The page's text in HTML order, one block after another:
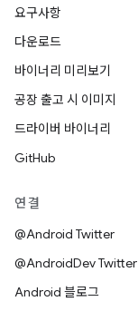
요구사항
다운로드
바이너리 미리보기
공장 출고 시 이미지
드라이버 바이너리
GitHub
연결
@Android Twitter
@AndroidDev Twitter
Android 블로그